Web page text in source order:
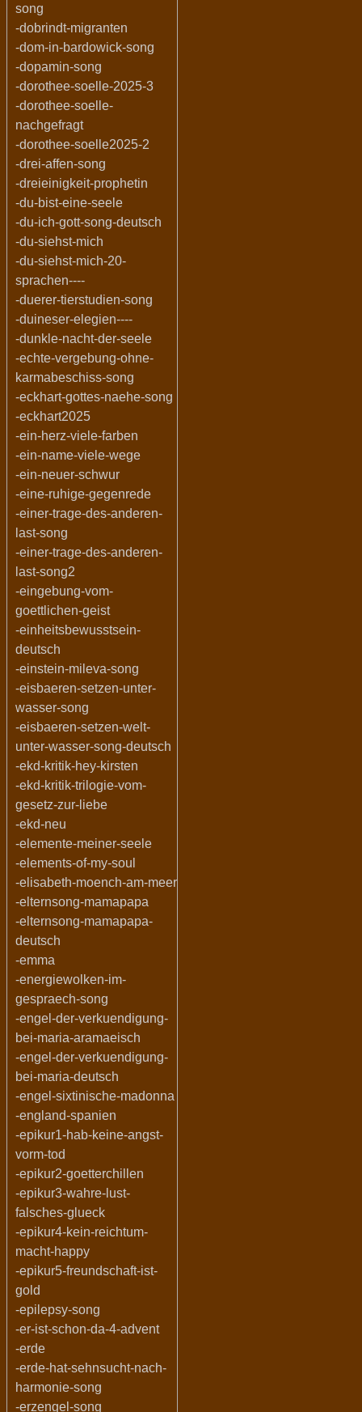
song
-dobrindt-migranten
-dom-in-bardowick-song
-dopamin-song
-dorothee-soelle-2025-3
-dorothee-soelle-
nachgefragt
-dorothee-soelle2025-2
-drei-affen-song
-dreieinigkeit-prophetin
-du-bist-eine-seele
-du-ich-gott-song-deutsch
-du-siehst-mich
-du-siehst-mich-20-
sprachen----
-duerer-tierstudien-song
-duineser-elegien----
-dunkle-nacht-der-seele
-echte-vergebung-ohne-
karmabeschiss-song
-eckhart-gottes-naehe-song
-eckhart2025
-ein-herz-viele-farben
-ein-name-viele-wege
-ein-neuer-schwur
-eine-ruhige-gegenrede
-einer-trage-des-anderen-
last-song
-einer-trage-des-anderen-
last-song2
-eingebung-vom-
goettlichen-geist
-einheitsbewusstsein-
deutsch
-einstein-mileva-song
-eisbaeren-setzen-unter-
wasser-song
-eisbaeren-setzen-welt-
unter-wasser-song-deutsch
-ekd-kritik-hey-kirsten
-ekd-kritik-trilogie-vom-
gesetz-zur-liebe
-ekd-neu
-elemente-meiner-seele
-elements-of-my-soul
-elisabeth-moench-am-meer
-elternsong-mamapapa
-elternsong-mamapapa-
deutsch
-emma
-energiewolken-im-
gespraech-song
-engel-der-verkuendigung-
bei-maria-aramaeisch
-engel-der-verkuendigung-
bei-maria-deutsch
-engel-sixtinische-madonna
-england-spanien
-epikur1-hab-keine-angst-
vorm-tod
-epikur2-goetterchillen
-epikur3-wahre-lust-
falsches-glueck
-epikur4-kein-reichtum-
macht-happy
-epikur5-freundschaft-ist-
gold
-epilepsy-song
-er-ist-schon-da-4-advent
-erde
-erde-hat-sehnsucht-nach-
harmonie-song
-erzengel-song